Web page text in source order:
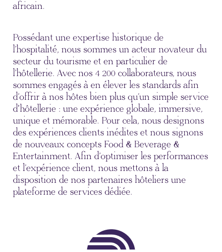
africain.
Possédant une expertise historique de
l’hospitalité, nous sommes un acteur novateur du
secteur du tourisme et en particulier de
l’hôtellerie. Avec nos 4 200 collaborateurs, nous
sommes engagés à en élever les standards afin
d’offrir à nos hôtes bien plus qu’un simple service
d'hôtellerie : une expérience globale, immersive,
unique et mémorable. Pour cela, nous designons
des expériences clients inédites et nous signons
de nouveaux concepts Food & Beverage &
Entertainment. Afin d’optimiser les performances
et l’expérience client, nous mettons à la
disposition de nos partenaires hôteliers une
plateforme de services dédiée.